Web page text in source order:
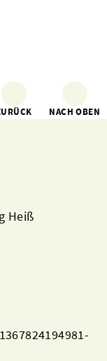
NACH OBEN
Heiß